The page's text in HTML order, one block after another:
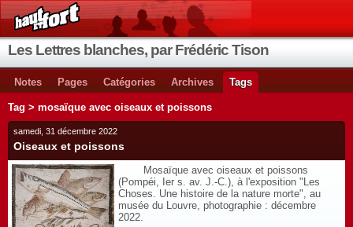
Les Lettres blanches, par Frédéric Tison
Notes Pages Catégories Archives Tags
Tag > mosaïque avec oiseaux et poissons
samedi, 31 décembre 2022
Oiseaux et poissons
Mosaïque avec oiseaux et poissons
(Pompéi, Ier s. av. J.-C.), à l'exposition "Les
Choses. Une histoire de la nature morte", au
musée du Louvre, photographie : décembre
2022.